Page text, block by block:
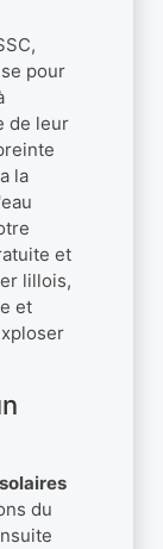
pour
de leur
la
et
lillois,
et
du